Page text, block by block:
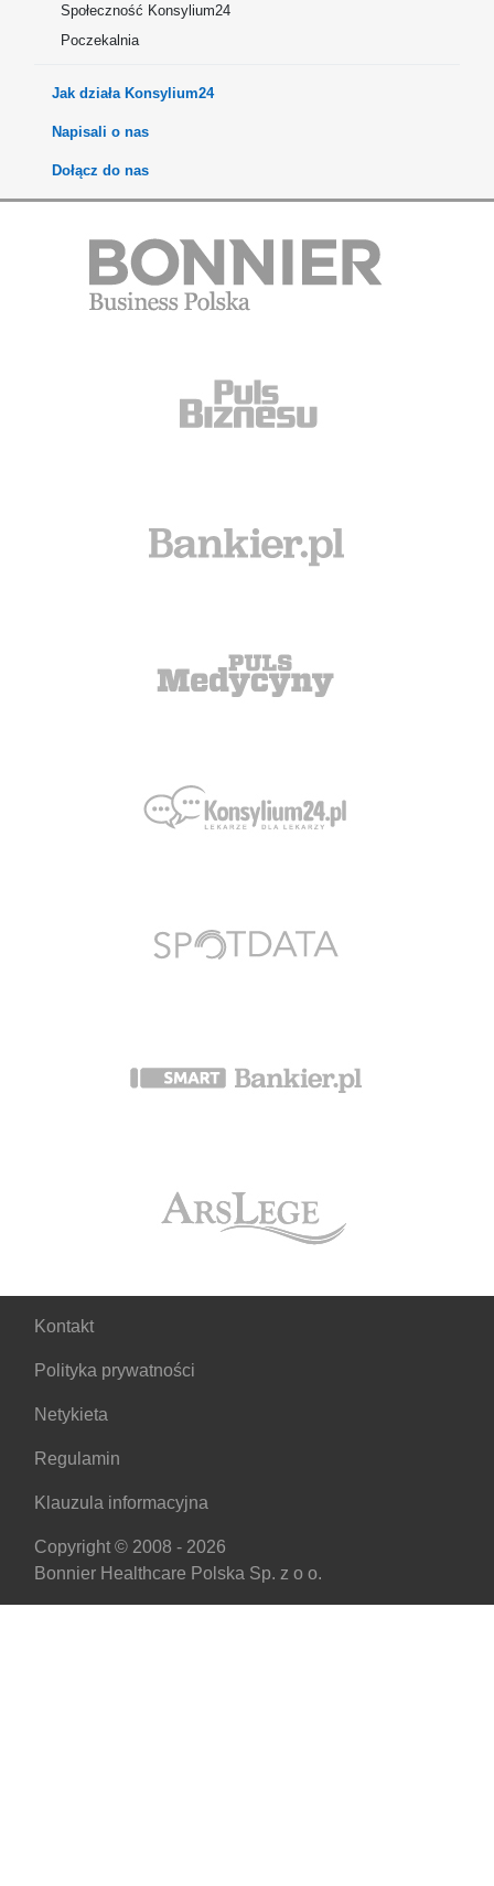
Społeczność Konsylium24
Poczekalnia
Jak działa Konsylium24
Napisali o nas
Dołącz do nas
Kontakt
Polityka prywatności
Netykieta
Regulamin
Klauzula informacyjna
Copyright © 2008 - 2026
Bonnier Healthcare Polska Sp. z o o.